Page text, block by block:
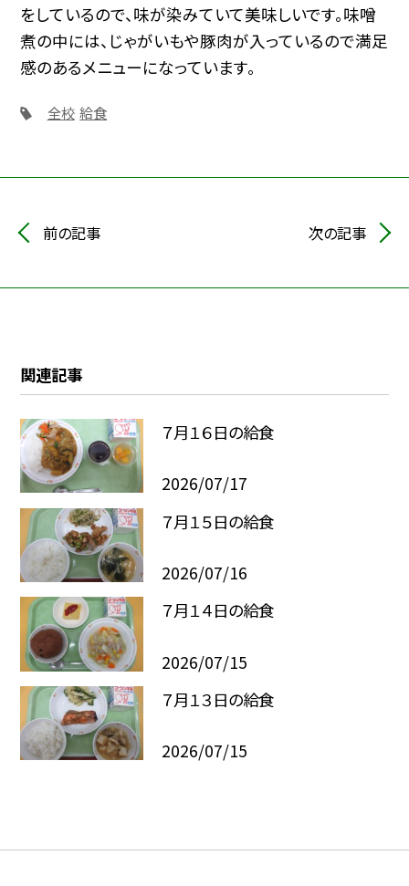
をしているので、味が染みていて美味しいです。味噌
煮の中には、じゃがいもや豚肉が入っているので満足
感のあるメニューになっています。
全校 給食
前の記事 次の記事
関連記事
７月１６日の給食
2026/07/17
７月１５日の給食
2026/07/16
７月１４日の給食
2026/07/15
７月１３日の給食
2026/07/15